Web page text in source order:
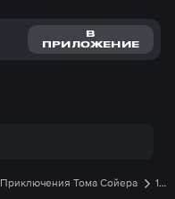
В
ПРИЛОЖЕНИЕ
Приключения Тома Сойера
1